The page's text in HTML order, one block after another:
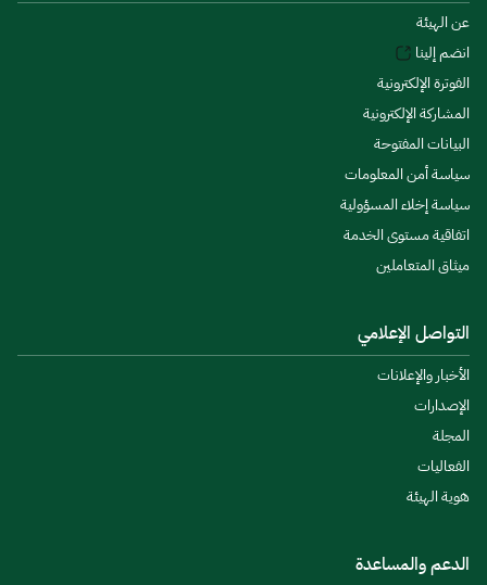
عن الهيئة
انضم إلينا
الفوترة الإلكترونية
المشاركة الإلكترونية
البيانات المفتوحة
سياسة أمن المعلومات
سياسة إخلاء المسؤولية
اتفاقية مستوى الخدمة
ميثاق المتعاملين
التواصل الإعلامي
الأخبار والإعلانات
الإصدارات
المجلة
الفعاليات
هوية الهيئة
الدعم والمساعدة